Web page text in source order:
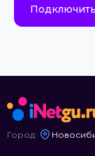
Город: